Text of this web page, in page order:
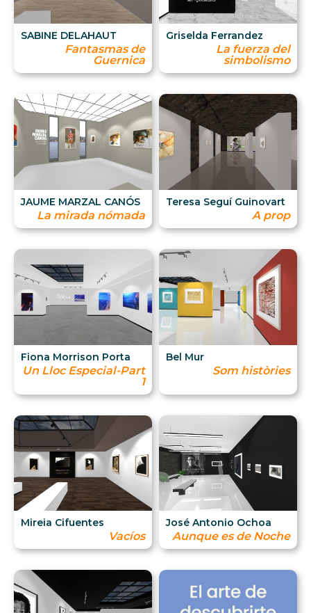
SABINE DELAHAUT
Fantasmas de
Guernica
Griselda Ferrandez
La fuerza del
simbolismo
JAUME MARZAL CANÓS
La mirada nómada
Teresa Seguí Guinovart
A prop
Fiona Morrison Porta
Un Lloc Especial-Part
1
Bel Mur
Som històries
Mireia Cifuentes
Vacíos
José Antonio Ochoa
Aunque es de Noche